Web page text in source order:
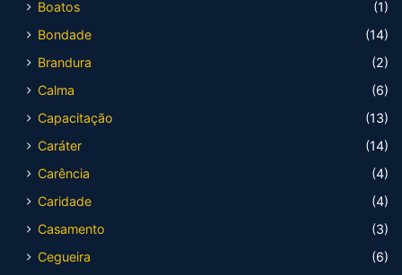
Boatos
(1)
Bondade
(14)
Brandura
(2)
Calma
(6)
Capacitação
(13)
Caráter
(14)
Carência
(4)
Caridade
(4)
Casamento
(3)
Cegueira
(6)